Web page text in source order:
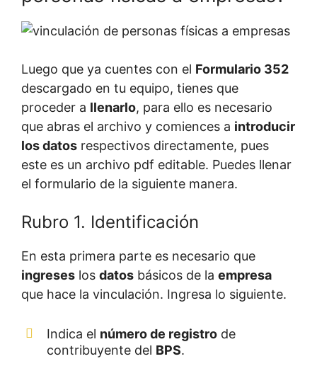
Luego que ya cuentes con el Formulario 352
descargado en tu equipo, tienes que
proceder a llenarlo, para ello es necesario
que abras el archivo y comiences a introducir
los datos respectivos directamente, pues
este es un archivo pdf editable. Puedes llenar
el formulario de la siguiente manera.
Rubro 1. Identificación
En esta primera parte es necesario que
ingreses los datos básicos de la empresa
que hace la vinculación. Ingresa lo siguiente.
Indica el número de registro de
contribuyente del BPS.